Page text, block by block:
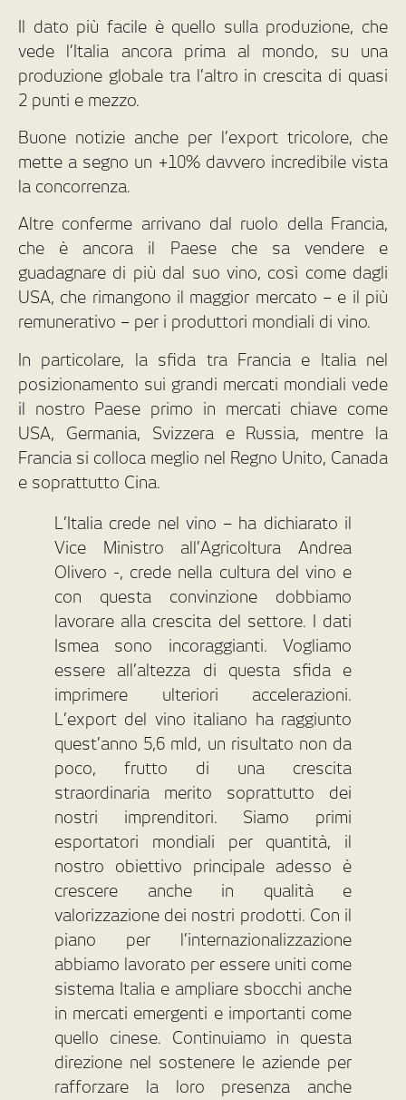
Il dato più facile è quello sulla produzione, che
vede l’Italia ancora prima al mondo, su una
produzione globale tra l’altro in crescita di quasi
2 punti e mezzo.
Buone notizie anche per l’export tricolore, che
mette a segno un +10% davvero incredibile vista
la concorrenza.
Altre conferme arrivano dal ruolo della Francia,
che è ancora il Paese che sa vendere e
guadagnare di più dal suo vino, così come dagli
USA, che rimangono il maggior mercato – e il più
remunerativo – per i produttori mondiali di vino.
In particolare, la sfida tra Francia e Italia nel
posizionamento sui grandi mercati mondiali vede
il nostro Paese primo in mercati chiave come
USA, Germania, Svizzera e Russia, mentre la
Francia si colloca meglio nel Regno Unito, Canada
e soprattutto Cina.
L’Italia crede nel vino – ha dichiarato il
Vice Ministro all’Agricoltura Andrea
Olivero -, crede nella cultura del vino e
con questa convinzione dobbiamo
lavorare alla crescita del settore. I dati
Ismea sono incoraggianti. Vogliamo
essere all’altezza di questa sfida e
imprimere ulteriori accelerazioni.
L’export del vino italiano ha raggiunto
quest’anno 5,6 mld, un risultato non da
poco, frutto di una crescita
straordinaria merito soprattutto dei
nostri imprenditori. Siamo primi
esportatori mondiali per quantità, il
nostro obiettivo principale adesso è
crescere anche in qualità e
valorizzazione dei nostri prodotti. Con il
piano per l’internazionalizzazione
abbiamo lavorato per essere uniti come
sistema Italia e ampliare sbocchi anche
in mercati emergenti e importanti come
quello cinese. Continuiamo in questa
direzione nel sostenere le aziende per
rafforzare la loro presenza anche